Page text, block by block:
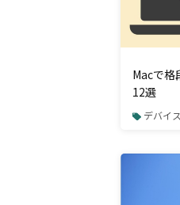
Macで格
12選
デバイ